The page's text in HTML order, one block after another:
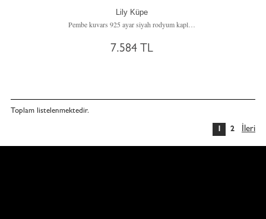
Lily Küpe
Pembe kuvars 925 ayar siyah rodyum kaplama gümüş küpe
7.584 TL
Toplam listelenmektedir.
İleri
1 2